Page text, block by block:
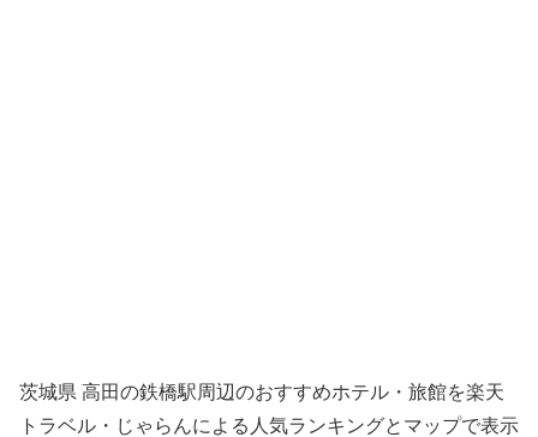
茨城県 高田の鉄橋駅周辺のおすすめホテル・旅館を楽天
トラベル・じゃらんによる人気ランキングとマップで表示